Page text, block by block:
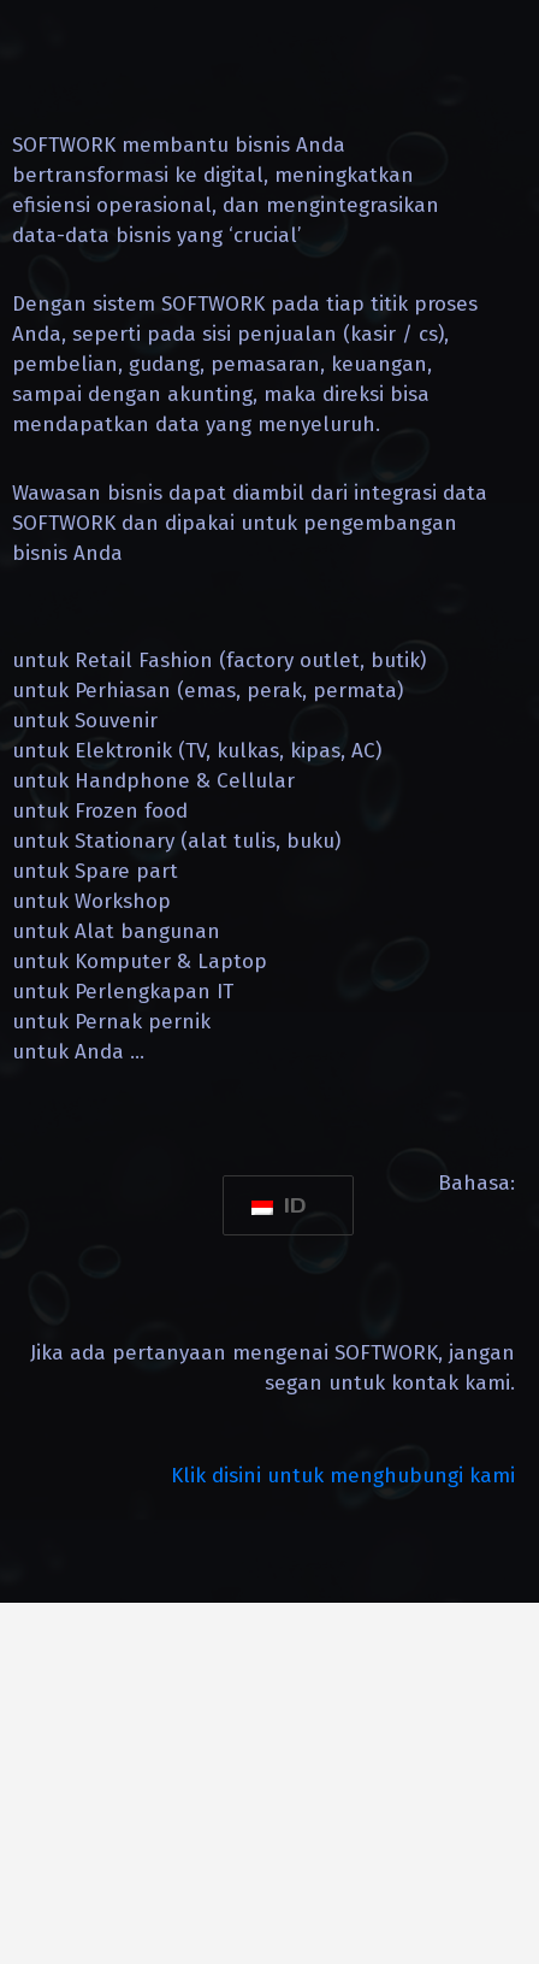
SOFTWORK membantu bisnis Anda
bertransformasi ke digital, meningkatkan
efisiensi operasional, dan mengintegrasikan
data-data bisnis yang ‘crucial’
Dengan sistem SOFTWORK pada tiap titik proses
Anda, seperti pada sisi penjualan (kasir / cs),
pembelian, gudang, pemasaran, keuangan,
sampai dengan akunting, maka direksi bisa
mendapatkan data yang menyeluruh.
Wawasan bisnis dapat diambil dari integrasi data
SOFTWORK dan dipakai untuk pengembangan
bisnis Anda
untuk Retail Fashion (factory outlet, butik)
untuk Perhiasan (emas, perak, permata)
untuk Souvenir
untuk Elektronik (TV, kulkas, kipas, AC)
untuk Handphone & Cellular
untuk Frozen food
untuk Stationary (alat tulis, buku)
untuk Spare part
untuk Workshop
untuk Alat bangunan
untuk Komputer & Laptop
untuk Perlengkapan IT
untuk Pernak pernik
untuk Anda …
Bahasa:
ID
Jika ada pertanyaan mengenai SOFTWORK, jangan
segan untuk kontak kami.
Klik disini untuk menghubungi kami